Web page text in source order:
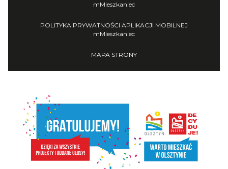
mMieszkaniec
POLITYKA PRYWATNOŚCI APLIKACJI MOBILNEJ
mMieszkaniec
MAPA STRONY